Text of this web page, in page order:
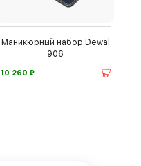
Маникюрный набор Dewal
906
10 260 ⃏